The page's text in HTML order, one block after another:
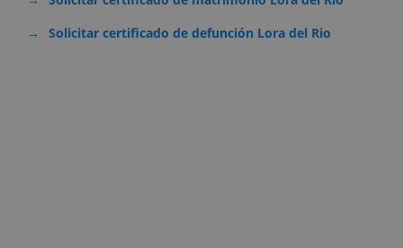
Solicitar certificado de defunción Lora del Rio